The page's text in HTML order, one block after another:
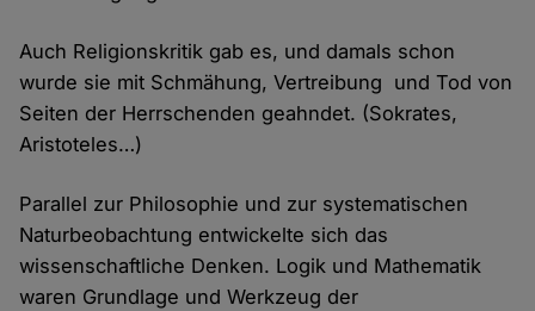
Auch Religionskritik gab es, und damals schon
wurde sie mit Schmähung, Vertreibung und Tod von
Seiten der Herrschenden geahndet. (Sokrates,
Aristoteles…)
Parallel zur Philosophie und zur systematischen
Naturbeobachtung entwickelte sich das
wissenschaftliche Denken. Logik und Mathematik
waren Grundlage und Werkzeug der